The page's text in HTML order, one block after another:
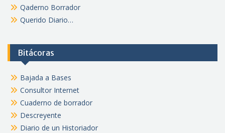
Qaderno Borrador
Querido Diario…
Bitácoras
Bajada a Bases
Consultor Internet
Cuaderno de borrador
Descreyente
Diario de un Historiador